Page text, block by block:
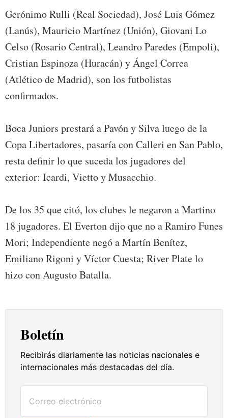
Gerónimo Rulli (Real Sociedad), José Luis Gómez
(Lanús), Mauricio Martínez (Unión), Giovani Lo
Celso (Rosario Central), Leandro Paredes (Empoli),
Cristian Espinoza (Huracán) y Ángel Correa
(Atlético de Madrid), son los futbolistas
confirmados.
Boca Juniors prestará a Pavón y Silva luego de la
Copa Libertadores, pasaría con Calleri en San Pablo,
resta definir lo que suceda los jugadores del
exterior: Icardi, Vietto y Musacchio.
De los 35 que citó, los clubes le negaron a Martino
18 jugadores. El Everton dijo que no a Ramiro Funes
Mori; Independiente negó a Martín Benítez,
Emiliano Rigoni y Víctor Cuesta; River Plate lo
hizo con Augusto Batalla.
Boletín
Recibirás diariamente las noticias nacionales e
internacionales más destacadas del día.